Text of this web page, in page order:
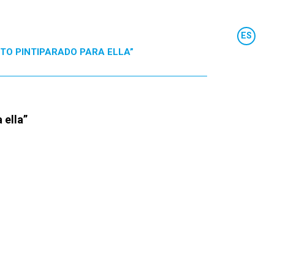
PINTIPARADO PARA ELLA”
ella”